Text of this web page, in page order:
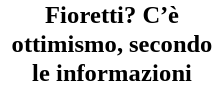
Fioretti? C’è
ottimismo, secondo
le informazioni